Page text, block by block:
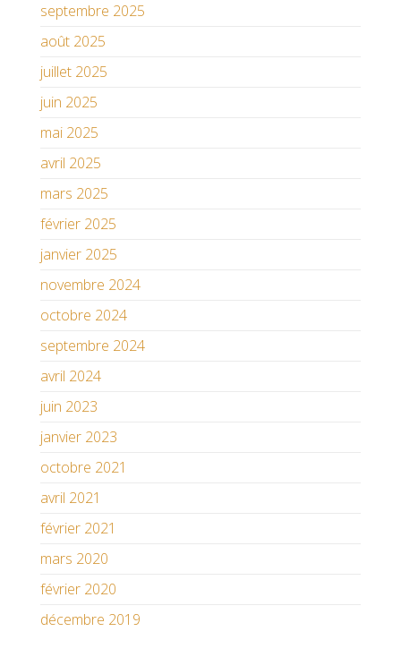
septembre 2025
août 2025
juillet 2025
juin 2025
mai 2025
avril 2025
mars 2025
février 2025
janvier 2025
novembre 2024
octobre 2024
septembre 2024
avril 2024
juin 2023
janvier 2023
octobre 2021
avril 2021
février 2021
mars 2020
février 2020
décembre 2019